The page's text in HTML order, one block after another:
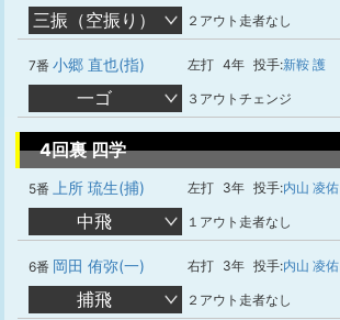
三振（空振り） ２アウト走者なし
7番 小郷 直也(指) 左打 4年 投手:新鞍 護
一ゴ ３アウトチェンジ
4回裏 四学
5番 上所 琉生(捕) 左打 3年 投手:内山 凌佑
中飛 １アウト走者なし
6番 岡田 侑弥(一) 右打 3年 投手:内山 凌佑
捕飛 ２アウト走者なし